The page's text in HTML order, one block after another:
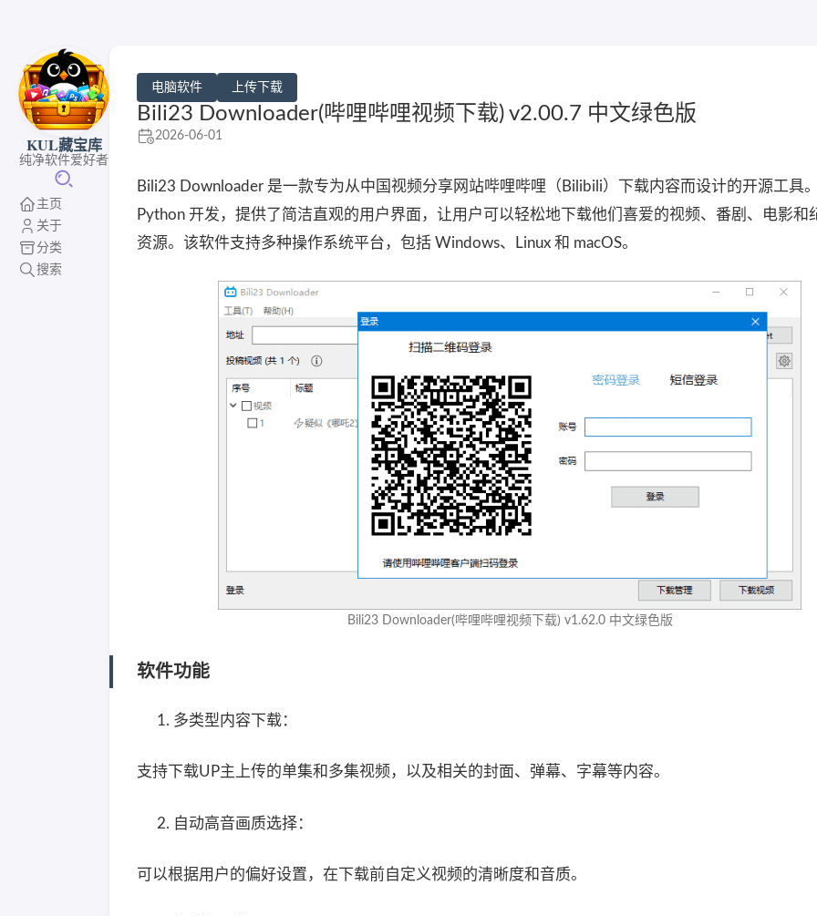
KUL藏宝库
纯净软件爱好者
主页
关于
分类
搜索
电脑软件 上传下载
Bili23 Downloader(哔哩哔哩视频下载) v2.00.7 中文绿色版
2026-06-01
Bili23 Downloader 是一款专为从中国视频分享网站哔哩哔哩（Bilibili）下载内容而设计的开源工具
Python 开发，提供了简洁直观的用户界面，让用户可以轻松地下载他们喜爱的视频、番剧、电影和
资源。该软件支持多种操作系统平台，包括 Windows、Linux 和 macOS。
Bili23 Downloader(哔哩哔哩视频下载) v1.62.0 中文绿色版
软件功能
多类型内容下载：
支持下载UP主上传的单集和多集视频，以及相关的封面、弹幕、字幕等内容。
自动高音画质选择：
可以根据用户的偏好设置，在下载前自定义视频的清晰度和音质。